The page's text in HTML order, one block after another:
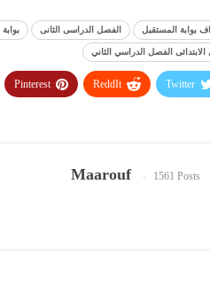
بوابة المستقبل الفصل الدراسى الثانى
الفصل الدراسي الثاني
Twitter
ReddIt
Pinterest
Maarouf 1561 Posts